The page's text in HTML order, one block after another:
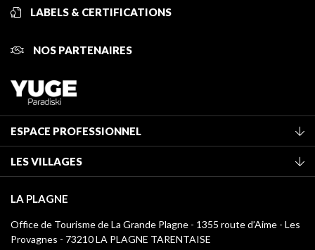
LABELS & CERTIFICATIONS
NOS PARTENAIRES
ESPACE PROFESSIONNEL
Classement des meublés
Taxe de séjour
Médiathèque
Logos La Plagne
LES VILLAGES
Montchavin - Les Coches
Champagny-en-Vanoise
LA PLAGNE
Office de Tourisme de La Grande Plagne - 1355 route d’Aime - Les
Provagnes - 73210 LA PLAGNE TARENTAISE